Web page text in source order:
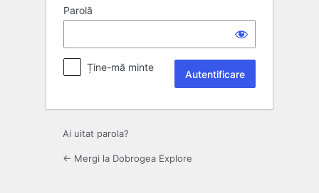
Parolă
Ține-mă minte
Ai uitat parola?
← Mergi la Dobrogea Explore